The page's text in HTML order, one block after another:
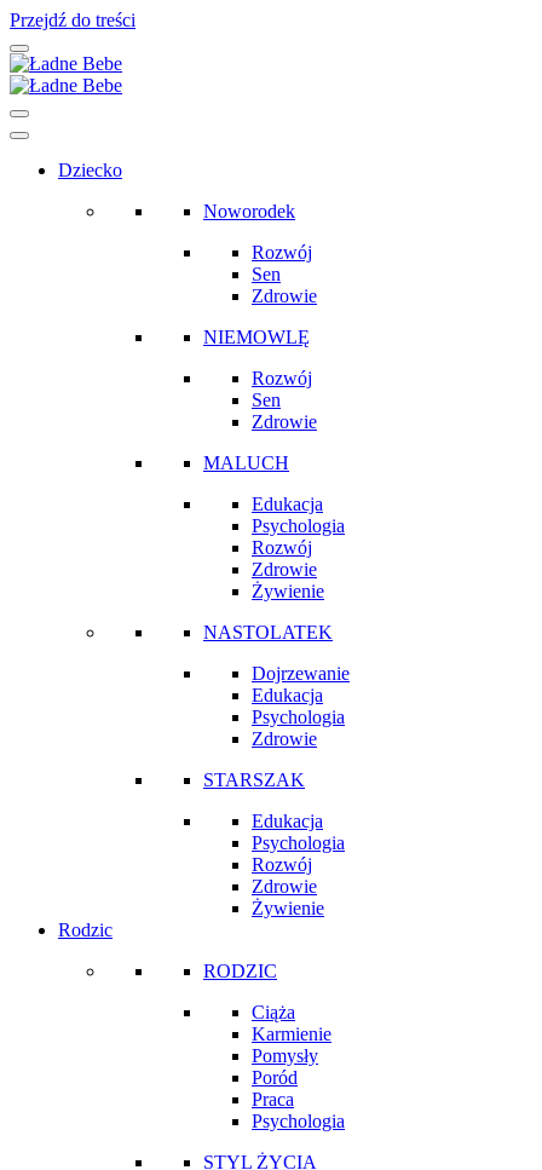
Przejdź do treści
Main
Navigation
Dziecko
Noworodek
Rozwój
Sen
Zdrowie
NIEMOWLĘ
Rozwój
Sen
Zdrowie
MALUCH
Edukacja
Psychologia
Rozwój
Zdrowie
Żywienie
NASTOLATEK
Dojrzewanie
Edukacja
Psychologia
Zdrowie
STARSZAK
Edukacja
Psychologia
Rozwój
Zdrowie
Żywienie
Rodzic
RODZIC
Ciąża
Karmienie
Pomysły
Poród
Praca
Psychologia
STYL ŻYCIA